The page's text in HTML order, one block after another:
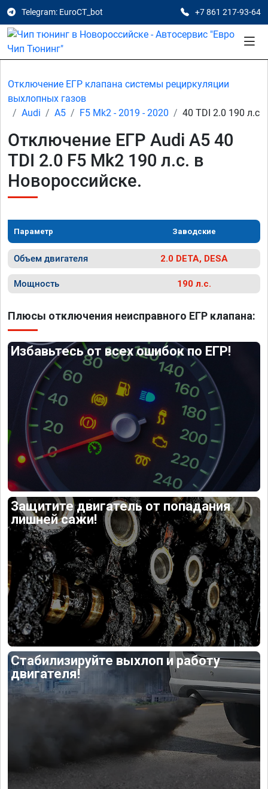
Telegram: EuroCT_bot +7 861 217-93-64
Отключение ЕГР клапана системы рециркуляции
выхлопных газов
Audi
A5 F5 Mk2 - 2019 - 2020 40 TDI 2.0 190 л.с
Отключение ЕГР Audi A5 40
TDI 2.0 F5 Mk2 190 л.с. в
Новороссийске.
Параметр Заводские
Объем двигателя 2.0 DETA, DESA
Мощность 190 л.с.
Плюсы отключения неисправного ЕГР клапана:
Избавьтесь от всех ошибок по ЕГР!
Защитите двигатель от попадания
лишней сажи!
Стабилизируйте выхлоп и работу
двигателя!